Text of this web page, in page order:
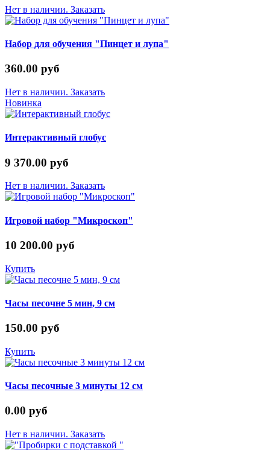
Нет в наличии. Заказать
Набор для обучения "Пинцет и лупа"
360.00 руб
Нет в наличии. Заказать
Новинка
Интерактивный глобус
9 370.00 руб
Нет в наличии. Заказать
Игровой набор "Микроскоп"
10 200.00 руб
Купить
Часы песочне 5 мин, 9 см
150.00 руб
Купить
Часы песочные 3 минуты 12 см
0.00 руб
Нет в наличии. Заказать